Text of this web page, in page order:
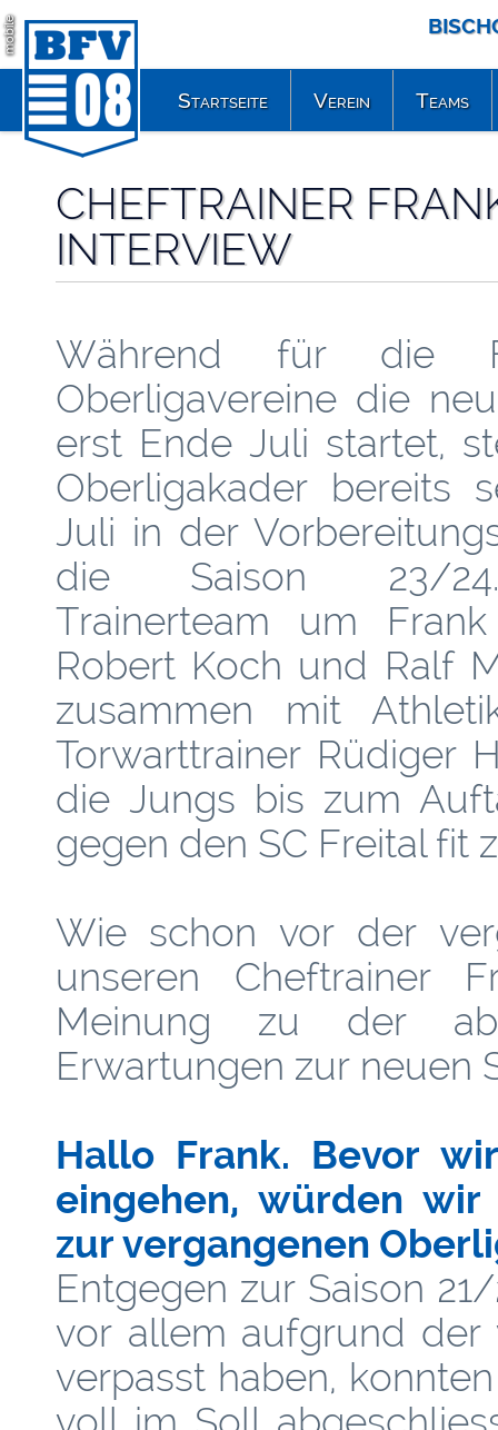
mobile
CHEFTRAINER
INTERVIEW
Während für die
Oberligavereine die
erst Ende Juli startet,
Oberligakader bereits
Juli in der
die Saison 23/
Trainerteam um Frank
Robert Koch und Ralf
zusammen mit
Torwarttrainer Rüdiger
die Jungs bis zum
gegen den SC Freital fit
Wie schon vor der
unseren Cheftrainer
Meinung zu der
Erwartungen zur neuen
Hallo Frank. Bevor
eingehen, würden
zur vergangenen
Entgegen zur Saison
vor allem aufgrund der
verpasst haben,
Startseite Verein Teams